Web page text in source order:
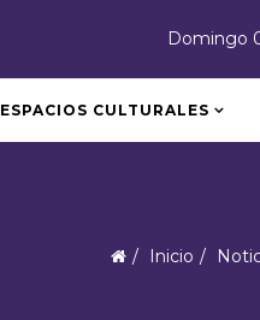
Domingo
ESPACIOS CULTURALES
Inicio